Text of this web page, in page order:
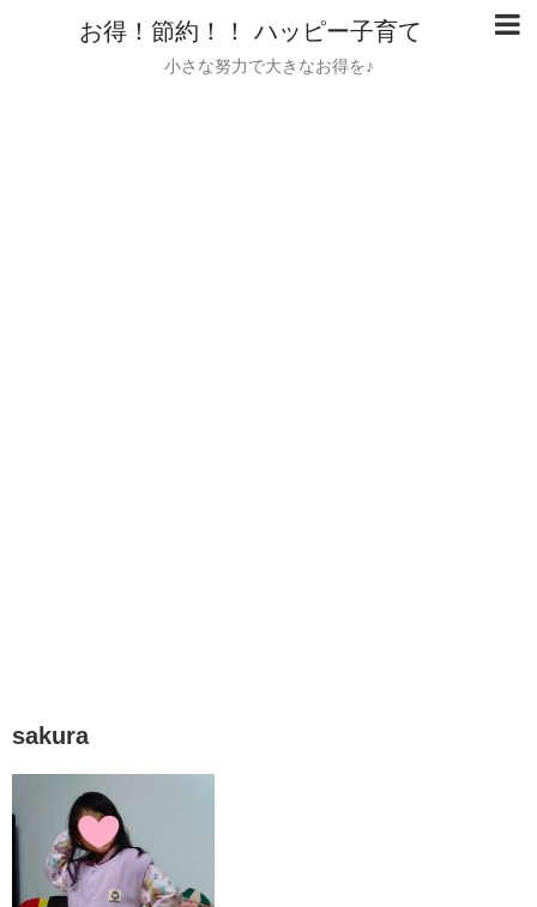
お得！節約！！ ハッピー子育て
小さな努力で大きなお得を♪
sakura